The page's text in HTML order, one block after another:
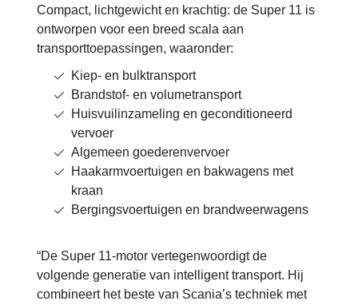
Compact, lichtgewicht en krachtig: de Super 11 is
ontworpen voor een breed scala aan
transporttoepassingen, waaronder:
Kiep- en bulktransport
Brandstof- en volumetransport
Huisvuilinzameling en geconditioneerd
vervoer
Algemeen goederenvervoer
Haakarmvoertuigen en bakwagens met
kraan
Bergingsvoertuigen en brandweerwagens
“De Super 11-motor vertegenwoordigt de
volgende generatie van intelligent transport. Hij
combineert het beste van Scania’s techniek met